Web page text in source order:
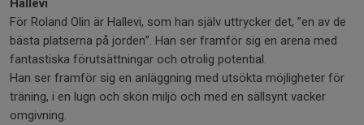
Hallevi
För Roland Olin är Hallevi, som han själv uttrycker det, ”en av de
bästa platserna på jorden”. Han ser framför sig en arena med
fantastiska förutsättningar och otrolig potential.
Han ser framför sig en anläggning med utsökta möjligheter för
träning, i en lugn och skön miljö och med en sällsynt vacker
omgivning.